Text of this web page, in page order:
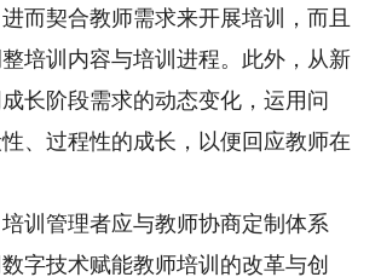
而契合教师需求来开展培训，而且
培训内容与培训进程。此外，从新
长阶段需求的动态变化，运用问
、过程性的成长，以便回应教师在
训管理者应与教师协商定制体系
字技术赋能教师培训的改革与创